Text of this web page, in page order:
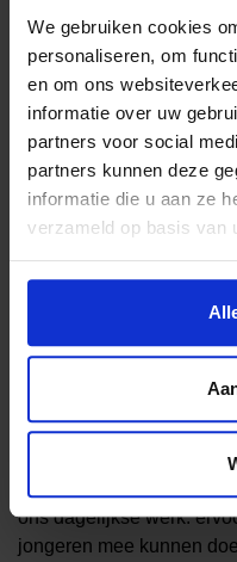
We gebruiken cookies
personaliseren, om
en om ons
informatie over uw
partners voor social
partners kunnen deze
informatie die u aan ze
verzameld op basis van
Alle Jeugdfonds
TkMaxx | Combiwel | NL
Eva Bookstore | BNP
| Deployteq | Dirk van
Centre | Global
Volksgezondheid,
| RAADHUIS creative
| VriendenLoterij
ons dagelijkse werk:
jongeren mee kunnen